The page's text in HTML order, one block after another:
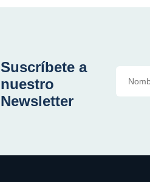
Suscríbete a
nuestro
Newsletter